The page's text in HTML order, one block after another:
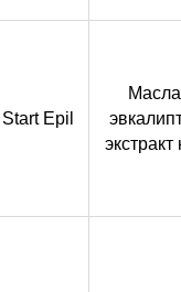
Start Epil